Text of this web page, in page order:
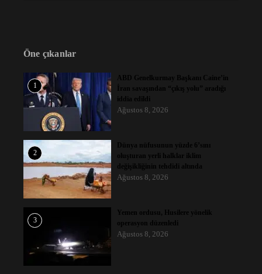
Öne çıkanlar
1
ABD Genelkurmay Başkanı Caine’in
İran savaşından “çıkış yolu” aradığı
iddia edildi
Ağustos 8, 2026
2
Dünya nüfusunun yüzde 6’sını
oluşturan yerli halklar iklim
değişikliğinin tehdidi altında
Ağustos 8, 2026
3
Yemen ordusu, Husilere yönelik
operasyon düzenledi
Ağustos 8, 2026